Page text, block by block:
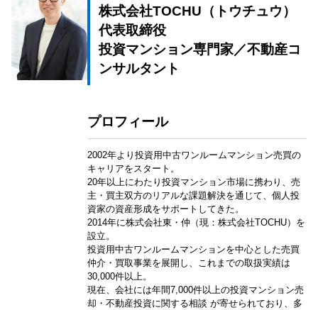
株式会社TOCHU（トウチュウ）
代表取締役
投資マンション専門家／不動産コ
ンサルタント
プロフィール
2002年より投資用中古ワンルームマンション売買の
キャリアをスタート。
20年以上にわたり投資マンション市場に携わり、売
主・買主双方のリアルな課題解決を通じて、個人投
資家の資産形成をサポートしてきた。
2014年に株式会社東・仲（現：株式会社TOCHU）を
設立。
投資用中古ワンルームマンションを中心とした売買
仲介・買取事業を展開し、これまでの取扱実績は
30,000件以上。
現在、会社には年間7,000件以上の投資マンション売
却・不動産投資に関する相談 が寄せられており、多